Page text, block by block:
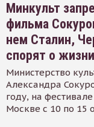
Минкульт
фильма
нем Сталин,
спорят о жизни
Министерство
Александра
году, на
Москве с 10 по 15